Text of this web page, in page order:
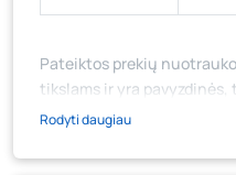
Pateiktos prekių
tikslams ir yra
prekių ir jų pakuotės
aprašymu) yra bendrinio
Rodyti daugiau